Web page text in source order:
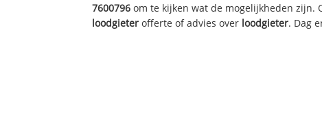
7600796 om te kijken wat de mogelijkheden zijn.
loodgieter offerte of advies over loodgieter. Dag